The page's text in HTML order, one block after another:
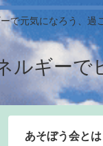
で元気になろう、過
ルギーで
あそぼう会とは